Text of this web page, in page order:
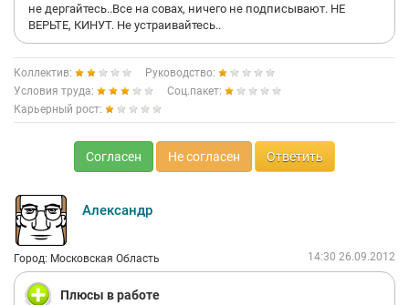
не дергайтесь..Все на совах, ничего не подписывают. НЕ
ВЕРЬТЕ, КИНУТ. Не устраивайтесь..
Коллектив:
Руководство:
Условия труда:
Соц.пакет:
Карьерный рост:
Согласен Не согласен Ответить
Александр
Город: Московская Область 14:30 26.09.2012
Плюсы в работе